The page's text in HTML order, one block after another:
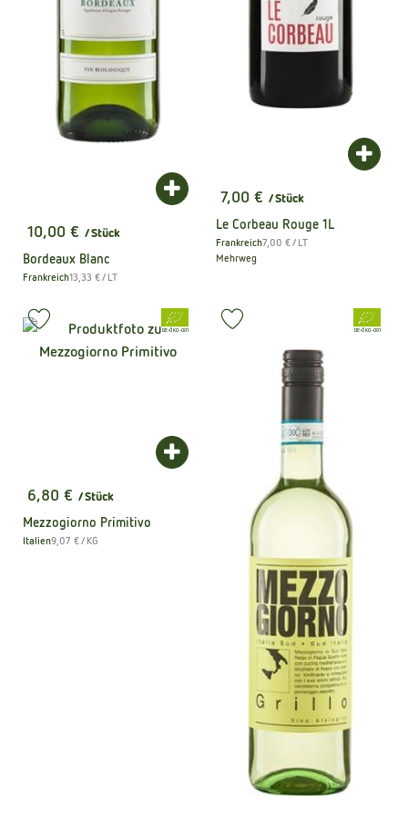
, Preis:
10,00 € / Stück
Bordeaux Blanc
, Herkunft:
Frankreich, Referenzpreis:
13,33 €/ LT
Produkt zum Warenkorb hinzufügen
, Preis:
7,00 € / Stück
Le Corbeau Rouge 1L
, Herkunft:
Frankreich, Referenzpreis:
7,00 €/ LT
Mehrweg
, Preis:
6,80 € / Stück
Mezzogiorno Primitivo
, Herkunft:
Italien, Referenzpreis:
9,07 €/ KG
Produkt zum Warenkorb hinzufügen
, Verband:
, Kontrollstelle:
DE-ÖKO-001
Produkt zu Favouriten hinzufügen
, Verband:
, Kontrollstelle:
DE-ÖKO-001
Produkt zu Favouriten hinzufügen